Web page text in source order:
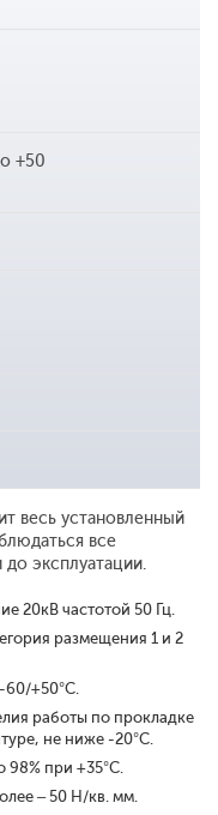
+50
весь установленный
все
до эксплуатации.
20кВ частотой 50 Гц.
размещения 1 и 2
60/+50°С.
работы по прокладке
не ниже -20°С.
98% при +35°С.
– 50 Н/кв. мм.